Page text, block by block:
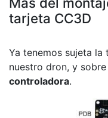
tarjeta CC3D
Ya tenemos sujeta la
nuestro dron, y
controladora.